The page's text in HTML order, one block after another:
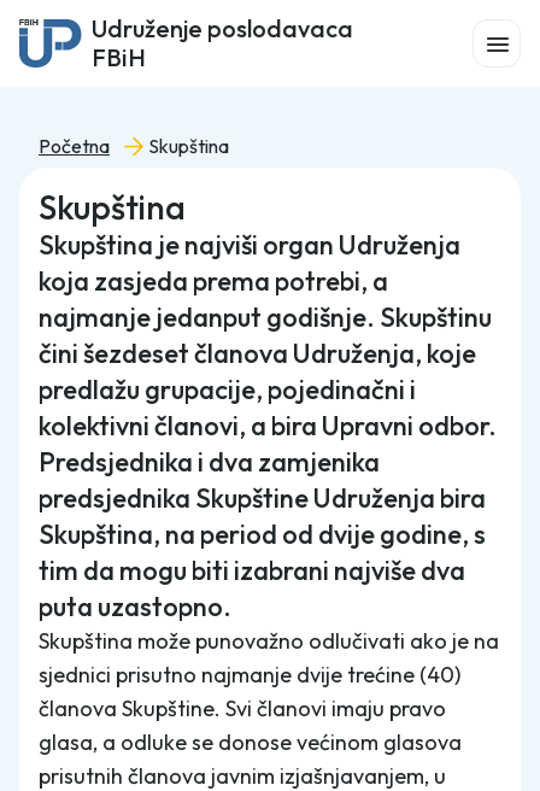
Udruženje poslodavaca
FBiH
Početna Skupština
Skupština
Skupština je najviši organ Udruženja
koja zasjeda prema potrebi, a
najmanje jedanput godišnje. Skupštinu
čini šezdeset članova Udruženja, koje
predlažu grupacije, pojedinačni i
kolektivni članovi, a bira Upravni odbor.
Predsjednika i dva zamjenika
predsjednika Skupštine Udruženja bira
Skupština, na period od dvije godine, s
tim da mogu biti izabrani najviše dva
puta uzastopno.
Skupština može punovažno odlučivati ako je na
sjednici prisutno najmanje dvije trećine (40)
članova Skupštine. Svi članovi imaju pravo
glasa, a odluke se donose većinom glasova
prisutnih članova javnim izjašnjavanjem, u